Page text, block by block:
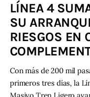
LÍNEA 4
SU
RIESGOS EN
Con más de 200 mil
primeros tres días, la